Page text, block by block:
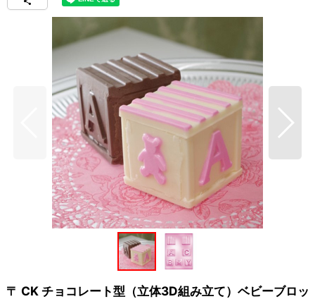
〒 CK チョコレート型（立体3D組み立て）ベビーブロッ